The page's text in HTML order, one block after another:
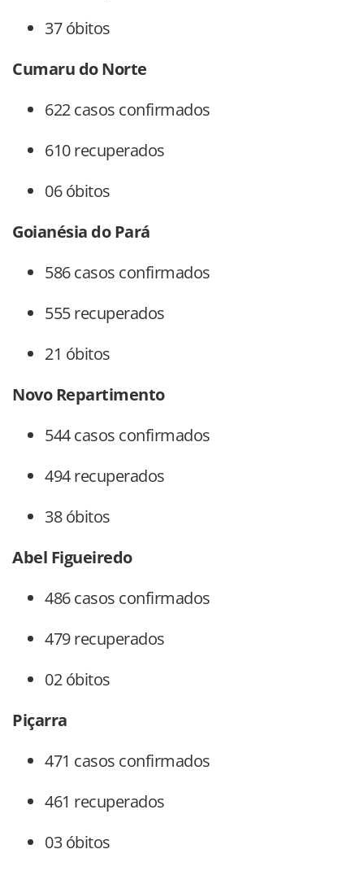
37 óbitos
Cumaru do Norte
622 casos confirmados
610 recuperados
06 óbitos
Goianésia do Pará
586 casos confirmados
555 recuperados
21 óbitos
Novo Repartimento
544 casos confirmados
494 recuperados
38 óbitos
Abel Figueiredo
486 casos confirmados
479 recuperados
02 óbitos
Piçarra
471 casos confirmados
461 recuperados
03 óbitos